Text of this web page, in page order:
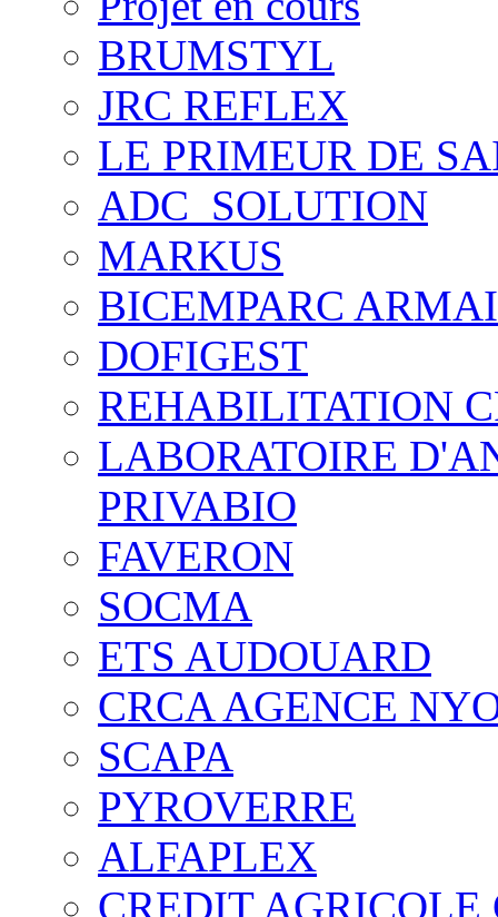
BRUMSTYL
JRC REFLEX
LE PRIMEUR DE
ADC_SOLUTION
MARKUS
BICEMPARC
DOFIGEST
REHABILITATION
LABORATOIRE
PRIVABIO
FAVERON
SOCMA
ETS AUDOUARD
CRCA AGENCE
SCAPA
PYROVERRE
ALFAPLEX
CREDIT